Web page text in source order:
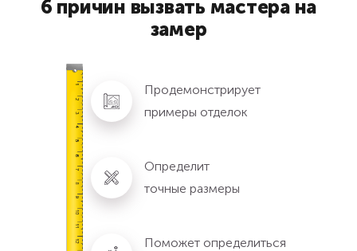
6 причин вызвать мастера на
замер
Продемонстрирует
примеры отделок
Определит
точные размеры
Поможет определиться